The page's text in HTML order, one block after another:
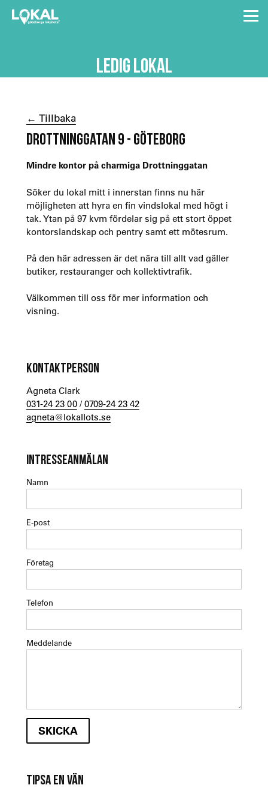
LEDIG LOKAL
← Tillbaka
DROTTNINGGATAN 9 - GÖTEBORG
Mindre kontor på charmiga Drottninggatan
Söker du lokal mitt i innerstan finns nu här
möjligheten att hyra en fin vindslokal med högt i
tak. Ytan på 97 kvm fördelar sig på ett stort öppet
kontorslandskap och pentry samt ett mötesrum.
På den här adressen är det nära till allt vad gäller
butiker, restauranger och kollektivtrafik.
Välkommen till oss för mer information och
visning.
KONTAKTPERSON
Agneta Clark
031-24 23 00/0709-24 23 42
agneta@lokallots.se
INTRESSEANMÄLAN
Namn
E-post
Företag
Telefon
Meddelande
TIPSA EN VÄN